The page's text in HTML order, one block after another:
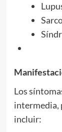
Los
intermedia,
incluir: